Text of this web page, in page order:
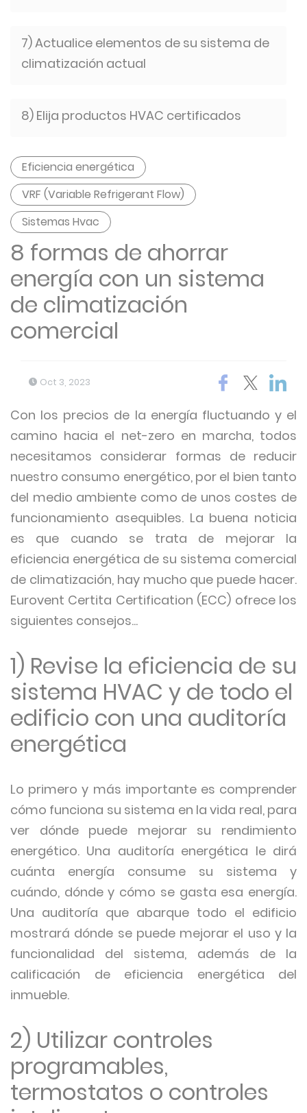
7) Actualice elementos de su sistema de
climatización actual
8) Elija productos HVAC certificados
Eficiencia energética
VRF (Variable Refrigerant Flow)
Sistemas Hvac
8 formas de ahorrar
energía con un sistema
de climatización
comercial
Oct 3, 2023
Con los precios de la energía fluctuando y el
camino hacia el net-zero en marcha, todos
necesitamos considerar formas de reducir
nuestro consumo energético, por el bien tanto
del medio ambiente como de unos costes de
funcionamiento asequibles. La buena noticia
es que cuando se trata de mejorar la
eficiencia energética de su sistema comercial
de climatización, hay mucho que puede hacer.
Eurovent Certita Certification (ECC) ofrece los
siguientes consejos...
1) Revise la eficiencia de su
sistema HVAC y de todo el
edificio con una auditoría
energética
Lo primero y más importante es comprender
cómo funciona su sistema en la vida real, para
ver dónde puede mejorar su rendimiento
energético. Una auditoría energética le dirá
cuánta energía consume su sistema y
cuándo, dónde y cómo se gasta esa energía.
Una auditoría que abarque todo el edificio
mostrará dónde se puede mejorar el uso y la
funcionalidad del sistema, además de la
calificación de eficiencia energética del
inmueble.
2) Utilizar controles
programables,
termostatos o controles